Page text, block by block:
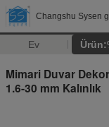
Changshu Sysen
Ev
Mimari Duvar
1.6-30 mm Kalınlık